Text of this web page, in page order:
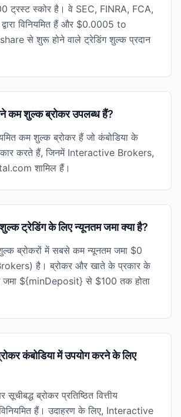
ट्रस्ट स्कोर है। वे SEC, FINRA, FCA,
विनियमित हैं और $0.0005 to
से शुरू होने वाले ट्रेडिंग शुल्क प्रदान
कम शुल्क ब्रोकर उपलब्ध हैं?
कम शुल्क ब्रोकर हैं जो कंबोडिया के
करते हैं, जिनमें Interactive Brokers,
शामिल हैं।
ट्रेडिंग के लिए न्यूनतम जमा क्या है?
ब्रोकरों में सबसे कम न्यूनतम जमा $0
है। ब्रोकर और खाते के प्रकार के
जमा ${minDeposit} से $100 तक होता
कंबोडिया में उपयोग करने के लिए
सूचीबद्ध ब्रोकर प्रतिष्ठित वित्तीय
विनियमित हैं। उदाहरण के लिए, Interactive